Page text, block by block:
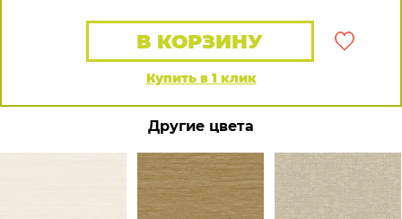
Купить в 1 клик
В КОРЗИНУ
Другие цвета